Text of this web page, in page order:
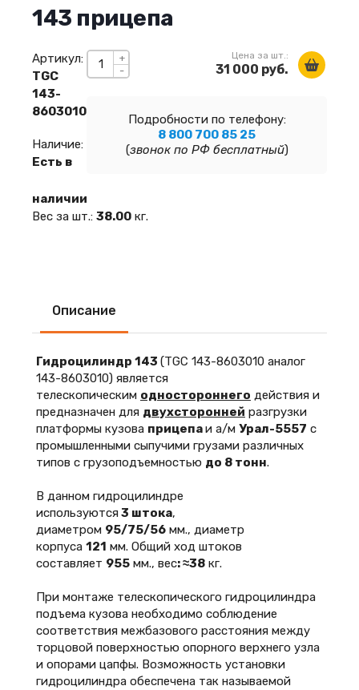
143 прицепа
+
-
Цена за шт.:
31 000 руб.
Подробности по телефону:
8 800 700 85 25
(звонок по РФ бесплатный)
Артикул:
TGC
143-
8603010
Наличие:
Есть в
наличии
Вес за шт.: 38.00 кг.
Описание
Гидроцилиндр 143 (TGC 143-8603010 аналог
143-8603010) является
телескопическим одностороннего действия и
предназначен для двухсторонней разгрузки
платформы кузова прицепаи а/м Урал-5557 с
промышленными сыпучими грузами различных
типов с грузоподъемностью до 8 тонн.
В данном гидроцилиндре
используются3 штока,
диаметром 95/75/56 мм., диаметр
корпуса 121 мм. Общий ход штоков
составляет 955 мм., вес: ≈38 кг.
При монтаже телескопического гидроцилиндра
подъема кузова необходимо соблюдение
соответствия межбазового расстояния между
торцовой поверхностью опорного верхнего узла
и опорами цапфы. Возможность установки
гидроцилиндра обеспечена так называемой